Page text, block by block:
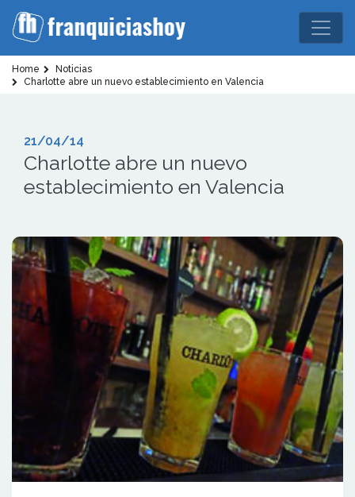
Home
Noticias
Charlotte abre un nuevo establecimiento en Valencia
21/04/14
Charlotte abre un nuevo
establecimiento en Valencia